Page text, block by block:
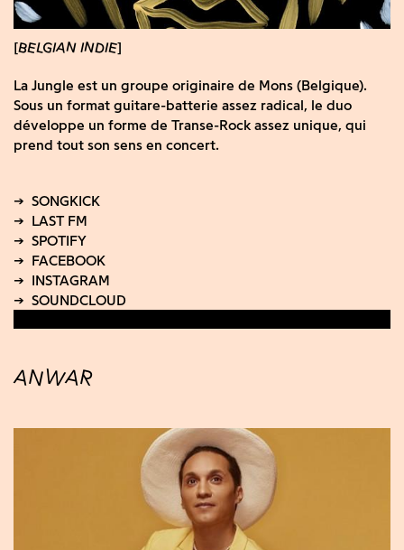
BELGIAN INDIE
La Jungle est un groupe originaire de Mons (Belgique).
Sous un format guitare-batterie assez radical, le duo
développe un forme de Transe-Rock assez unique, qui
prend tout son sens en concert.
ANWAR